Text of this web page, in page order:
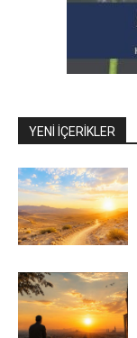
YENI İÇERIKLER